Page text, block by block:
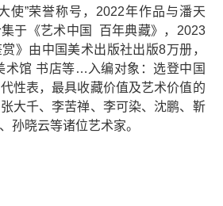
使”荣誉称号， 2022年作品与潘天
于《艺术中国 百年典藏》，2023
》由中国美术出版社出版8万册，
术馆 书店等…入编对象：选登中国
性表，最具收藏价值及艺术价值的
大千、李苦禅、李可染、沈鹏、靳
孙晓云等诸位艺术家。